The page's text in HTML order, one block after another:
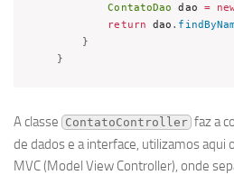
ContatoDao dao =
return dao .
}
}
A classe ContatoController faz a
de dados e a interface, utilizamos aqui
MVC (Model View Controller), onde